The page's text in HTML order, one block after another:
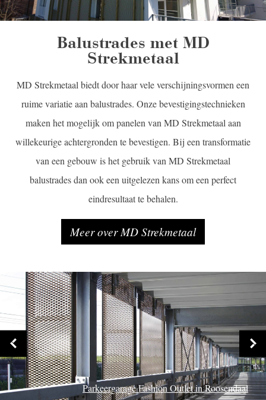
Balustrades met MD
Strekmetaal
MD Strekmetaal biedt door haar vele verschijningsvormen een
ruime variatie aan balustrades. Onze bevestigingstechnieken
maken het mogelijk om panelen van MD Strekmetaal aan
willekeurige achtergronden te bevestigen. Bij een transformatie
van een gebouw is het gebruik van MD Strekmetaal
balustrades dan ook een uitgelezen kans om een perfect
eindresultaat te behalen.
Meer over MD Strekmetaal
Parkeergarage Fashion Outlet in Roosendaal